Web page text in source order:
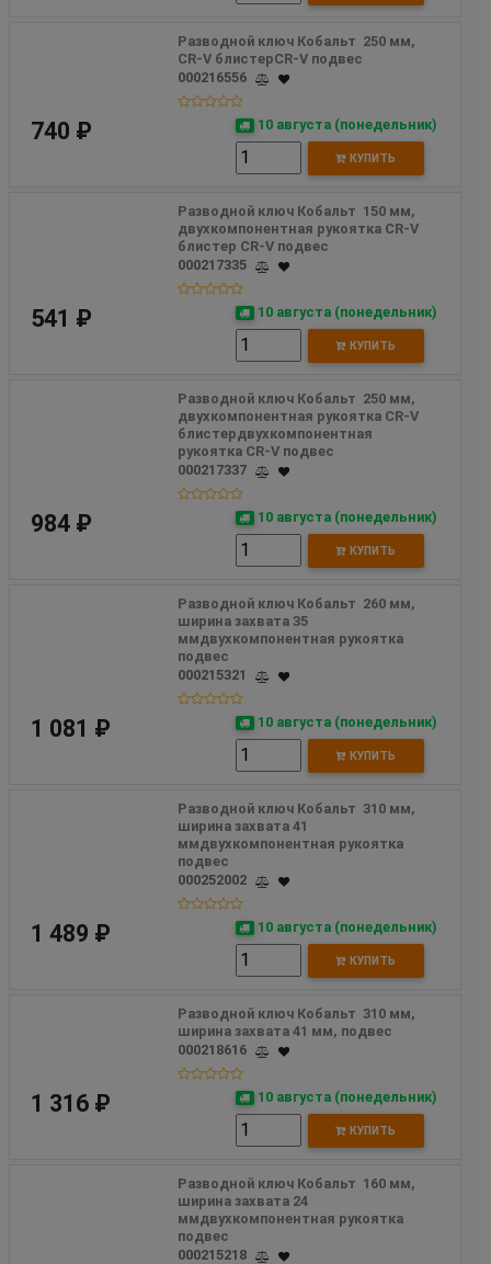
Разводной ключ Кобальт  250 мм,
CR-V блистерCR-V подвес
000216556
740 ₽ 10 августа (понедельник)
КУПИТЬ
Разводной ключ Кобальт  150 мм,
двухкомпонентная рукоятка CR-V
блистер CR-V подвес
000217335
541 ₽ 10 августа (понедельник)
КУПИТЬ
Разводной ключ Кобальт  250 мм,
двухкомпонентная рукоятка CR-V
блистердвухкомпонентная
рукоятка CR-V подвес
000217337
984 ₽ 10 августа (понедельник)
КУПИТЬ
Разводной ключ Кобальт  260 мм,
ширина захвата 35
ммдвухкомпонентная рукоятка
подвес
000215321
1 081 ₽ 10 августа (понедельник)
КУПИТЬ
Разводной ключ Кобальт  310 мм,
ширина захвата 41
ммдвухкомпонентная рукоятка
подвес
000252002
1 489 ₽ 10 августа (понедельник)
КУПИТЬ
Разводной ключ Кобальт  310 мм,
ширина захвата 41 мм, подвес
000218616
1 316 ₽ 10 августа (понедельник)
КУПИТЬ
Разводной ключ Кобальт  160 мм,
ширина захвата 24
ммдвухкомпонентная рукоятка
подвес
000215218